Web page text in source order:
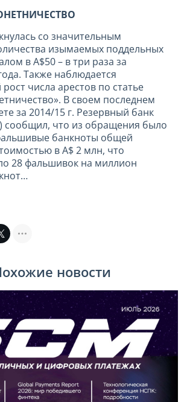
со значительным
изымаемых поддельных
в А$50 – в три раза за
Также наблюдается
числа арестов по статье
В своем последнем
за 2014/15 г. Резервный банк
сообщил, что из обращения было
банкноты общей
в А$ 2 млн, что
28 фальшивок на миллион
новости